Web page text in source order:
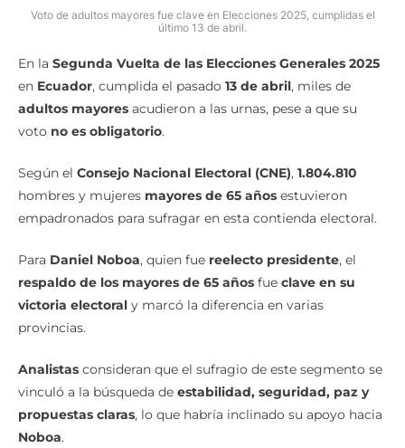
Voto de adultos mayores fue clave en Elecciones 2025, cumplidas el
último 13 de abril.
En la Segunda Vuelta de las Elecciones Generales 2025
en Ecuador, cumplida el pasado 13 de abril, miles de
adultos mayores acudieron a las urnas, pese a que su
voto no es obligatorio.
Según el Consejo Nacional Electoral (CNE), 1.804.810
hombres y mujeres mayores de 65 años estuvieron
empadronados para sufragar en esta contienda electoral.
Para Daniel Noboa, quien fue reelecto presidente, el
respaldo de los mayores de 65 años fue clave en su
victoria electoral y marcó la diferencia en varias
provincias.
Analistas consideran que el sufragio de este segmento se
vinculó a la búsqueda de estabilidad, seguridad, paz y
propuestas claras, lo que habría inclinado su apoyo hacia
Noboa.